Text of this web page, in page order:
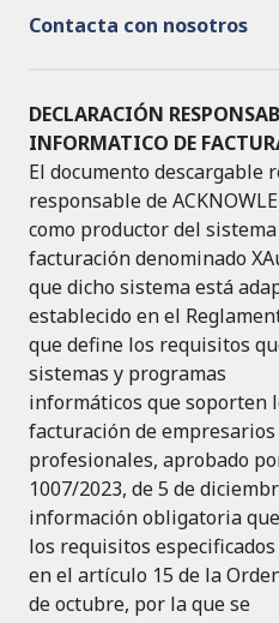
Contacta con nosotros
DECLARACIÓN
INFORMATICO DE
El documento descargable
responsable de
como productor del
facturación denominado
que dicho sistema está
establecido en el
que define los requisitos
sistemas y programas
informáticos que soporten
facturación de empresarios
profesionales, aprobado
1007/2023, de 5 de
información obligatoria
los requisitos especificados
en el artículo 15 de la
de octubre, por la que se